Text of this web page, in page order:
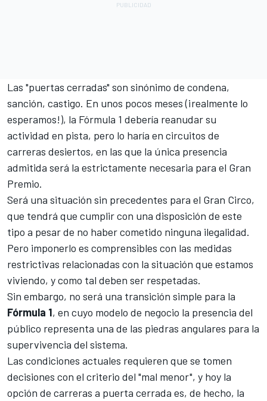
Las "puertas cerradas" son sinónimo de condena,
sanción, castigo. En unos pocos meses (¡realmente lo
esperamos!), la Fórmula 1 debería reanudar su
actividad en pista, pero lo haría en circuitos de
carreras desiertos, en las que la única presencia
admitida será la estrictamente necesaria para el Gran
Premio.
Será una situación sin precedentes para el Gran Circo,
que tendrá que cumplir con una disposición de este
tipo a pesar de no haber cometido ninguna ilegalidad.
Pero imponerlo es comprensibles con las medidas
restrictivas relacionadas con la situación que estamos
viviendo, y como tal deben ser respetadas.
Sin embargo, no será una transición simple para la
Fórmula 1, en cuyo modelo de negocio la presencia del
público representa una de las piedras angulares para la
supervivencia del sistema.
Las condiciones actuales requieren que se tomen
decisiones con el criterio del "mal menor", y hoy la
opción de carreras a puerta cerrada es, de hecho, la